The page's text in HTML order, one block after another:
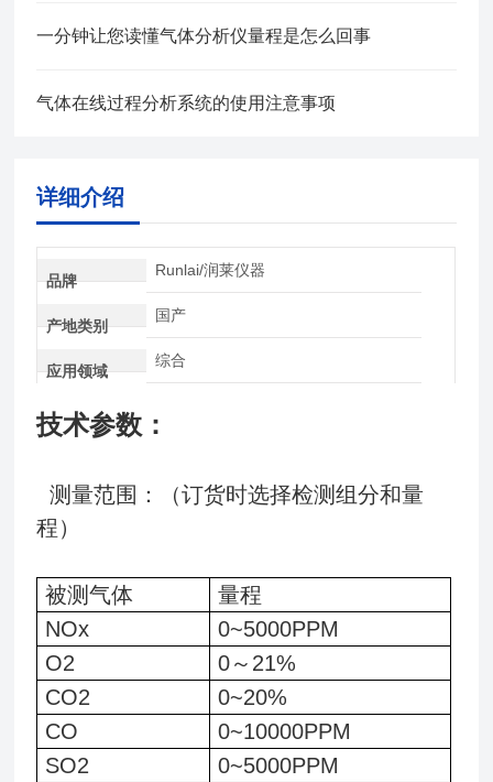
一分钟让您读懂气体分析仪量程是怎么回事
气体在线过程分析系统的使用注意事项
详细介绍
品牌
Runlai/润莱仪器
产地类别
国产
应用领域
综合
技术参数：
测量范围：（订货时选择检测组分和量
程）
被测气体
量程
NOx
0~5000PPM
O2
0～21%
CO2
0~20%
CO
0~10000PPM
SO2
0~5000PPM